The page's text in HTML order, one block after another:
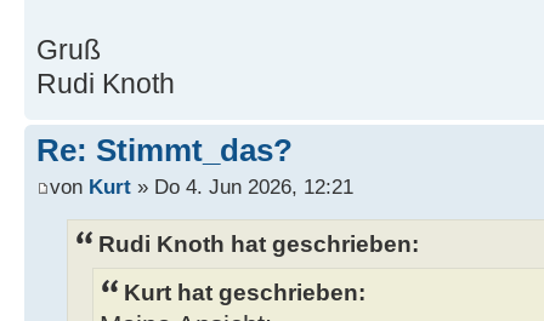
Gruß
Rudi Knoth
Re: Stimmt_das?
von Kurt » Do 4. Jun 2026, 12:21
Rudi Knoth hat geschrieben:
Kurt hat geschrieben: